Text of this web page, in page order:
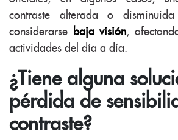
contraste alterada o
considerarse baja visión,
actividades del día a día.
¿Tiene alguna
pérdida de
contraste?